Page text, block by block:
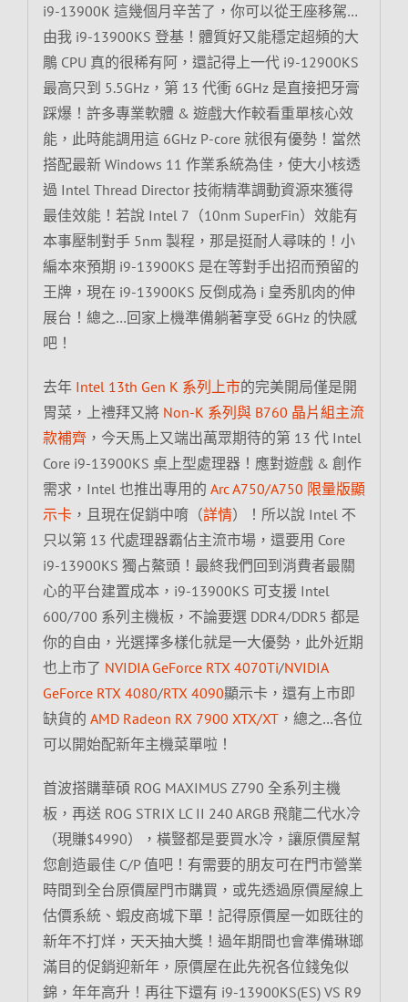
i9-13900K 這幾個月辛苦了，你可以從王座移駕…
由我 i9-13900KS 登基！體質好又能穩定超頻的大
鵰 CPU 真的很稀有阿，還記得上一代 i9-12900KS
最高只到 5.5GHz，第 13 代衝 6GHz 是直接把牙膏
踩爆！許多專業軟體 & 遊戲大作較看重單核心效
能，此時能調用這 6GHz P-core 就很有優勢！當然
搭配最新 Windows 11 作業系統為佳，使大小核透
過 Intel Thread Director 技術精準調動資源來獲得
最佳效能！若說 Intel 7（10nm SuperFin）效能有
本事壓制對手 5nm 製程，那是挺耐人尋味的！小
編本來預期 i9-13900KS 是在等對手出招而預留的
王牌，現在 i9-13900KS 反倒成為 i 皇秀肌肉的伸
展台！總之…回家上機準備躺著享受 6GHz 的快感
吧！
去年 Intel 13th Gen K 系列上市的完美開局僅是開
胃菜，上禮拜又將 Non-K 系列與 B760 晶片組主流
款補齊，今天馬上又端出萬眾期待的第 13 代 Intel
Core i9-13900KS 桌上型處理器！應對遊戲 & 創作
需求，Intel 也推出專用的 Arc A750/A750 限量版顯
示卡，且現在促銷中唷（詳情）！所以說 Intel 不
只以第 13 代處理器霸佔主流市場，還要用 Core
i9-13900KS 獨占鰲頭！最終我們回到消費者最關
心的平台建置成本，i9-13900KS 可支援 Intel
600/700 系列主機板，不論要選 DDR4/DDR5 都是
你的自由，光選擇多樣化就是一大優勢，此外近期
也上市了 NVIDIA GeForce RTX 4070Ti/NVIDIA
GeForce RTX 4080/RTX 4090顯示卡，還有上市即
缺貨的 AMD Radeon RX 7900 XTX/XT，總之…各位
可以開始配新年主機菜單啦！
首波搭購華碩 ROG MAXIMUS Z790 全系列主機
板，再送 ROG STRIX LC II 240 ARGB 飛龍二代水冷
（現賺$4990），橫豎都是要買水冷，讓原價屋幫
您創造最佳 C/P 值吧！有需要的朋友可在門市營業
時間到全台原價屋門市購買，或先透過原價屋線上
估價系統、蝦皮商城下單！記得原價屋一如既往的
新年不打烊，天天抽大獎！過年期間也會準備琳瑯
滿目的促銷迎新年，原價屋在此先祝各位錢兔似
錦，年年高升！再往下還有 i9-13900KS(ES) VS R9